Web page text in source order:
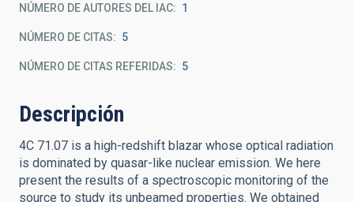
NÚMERO DE AUTORES DEL IAC 1
NÚMERO DE CITAS 5
NÚMERO DE CITAS REFERIDAS 5
Descripción
4C 71.07 is a high-redshift blazar whose optical radiation
is dominated by quasar-like nuclear emission. We here
present the results of a spectroscopic monitoring of the
source to study its unbeamed properties. We obtained